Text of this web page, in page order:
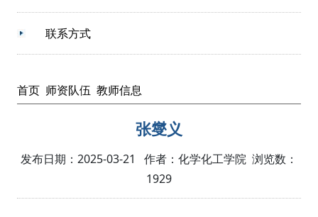
联系方式
首页 师资队伍 教师信息
张燮义
发布日期：2025-03-21 作者：化学化工学院 浏览数：
1929